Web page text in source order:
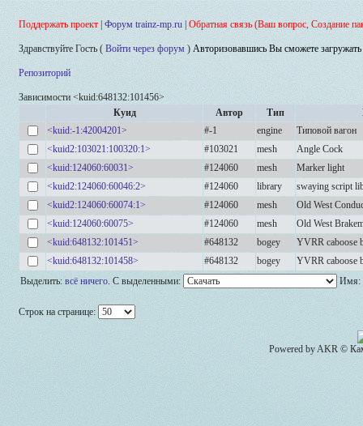
Поддержать проект Форум trainz-mp.ru Обратная связь (Ваш вопрос, Создание
Здравствуйте Гость ( Войти через форум ) Авторизовавшись Вы сможете
Репозиторий
Зависимости <kuid:648132:101456>
Куид
Автор Тип
<kuid:-1:42004201>
#-1 engine
Типовой вагон
<kuid2:103021:100320:1>
#103021 mesh
Angle Cock
<kuid:124060:60031>
#124060 mesh
Marker light
<kuid2:124060:60046:2>
#124060 library
swaying script
<kuid2:124060:60074:1>
#124060 mesh
Old West
<kuid:124060:60075>
#124060 mesh
Old West
<kuid:648132:101451>
#648132 bogey
YVRR caboose
<kuid:648132:101458>
#648132 bogey
YVRR caboose
Выделить: всё ничего. С выделенными: Имя:
Строк на странице:
Powered by AKR ©